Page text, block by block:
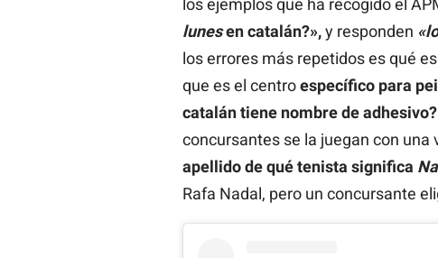
lunesen catalán?»,y responden
los errores más repetidos es qué
que es el centroespecífico para
catalán tiene nombre de
concursantes se la juegan con
apellido de qué tenista significa
Rafa Nadal, pero un concursante